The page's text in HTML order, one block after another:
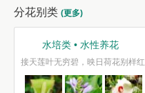
分花别类 (更多)
水培类 • 水性养花
接天莲叶无穷碧，映日荷花别样红